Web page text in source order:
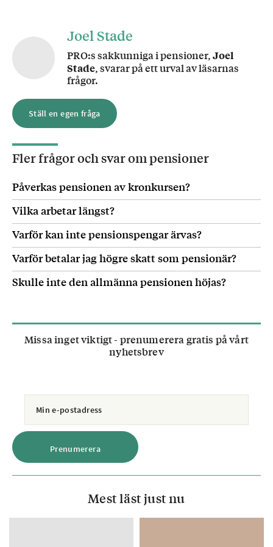
Joel Stade
PRO:s sakkunniga i pensioner,Joel
Stade, svarar på ett urval av läsarnas
frågor.
Ställ en egen fråga
Fler frågor och svar ompensioner
Påverkas pensionen av kronkursen?
Vilka arbetar längst?
Varför kan inte pensionspengar ärvas?
Varför betalar jag högre skatt som pensionär?
Skulle inte den allmänna pensionen höjas?
Missa inget viktigt - prenumerera gratis på vårt
nyhetsbrev
Mest läst just nu